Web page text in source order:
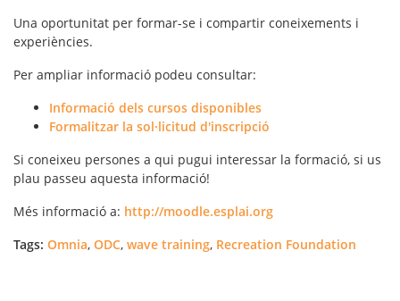
Una oportunitat per formar-se i compartir coneixements i
experiències.
Per ampliar informació podeu consultar:
Informació dels cursos disponibles
Formalitzar la sol·licitud d'inscripció
Si coneixeu persones a qui pugui interessar la formació, si us
plau passeu aquesta informació!
Més informació a: http://moodle.esplai.org
Tags: Omnia, ODC, wave training, Recreation Foundation